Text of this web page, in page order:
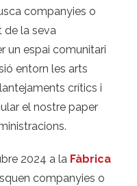
companyies o
de la seva
un espai comunitari
entorn les arts
crítics i
el nostre paper
2024 a la Fàbrica
companyies o